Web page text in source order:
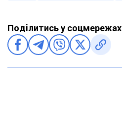
Поділитись у соцмережах